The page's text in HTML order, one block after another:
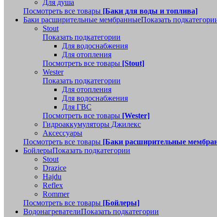
Для душа
Посмотреть все товары [Баки для воды и топлива]
Баки расширительные мембранныеПоказать
Stout
Показать подкатегории
Для водоснабжения
Для отопления
Посмотреть все товары [Stout]
Wester
Показать подкатегории
Для отопления
Для водоснабжения
Для ГВС
Посмотреть все товары [Wester]
Гидроаккумуляторы Джилекс
Аксессуары
Посмотреть все товары [Баки расширительные
БойлерыПоказать подкатегории
Stout
Drazice
Hajdu
Reflex
Rommer
Посмотреть все товары [Бойлеры]
ВодонагревателиПоказать подкатегории